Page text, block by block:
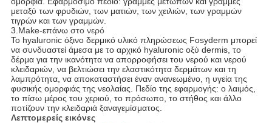
μεταξύ των φρυδιών, των ματιών, των χειλιών, των γραμμών
τιγρών και των γραμμών.
3.Make-επάνωστο νερό
Το hyaluronic όξινο δερμικό υλικό πληρώσεως Fosyderm μπορεί
να συνδυαστεί άμεσα με το αρχικό hyaluronic οξύ dermis, το
δέρμα για την ικανότητα να απορροφήσει του νερού και νερού
κλειδαριών, να βελτιώσει την ελαστικότητα δερμάτων και τη
λαμπρότητα, να αποκαταστήσει έναν ανανεωμένο, η υγεία της
φυσικής ομορφιάς της νεολαίας. Πεδίο της εφαρμογής: ο λαιμός,
το πίσω μέρος του χεριού, το πρόσωπο, το στήθος και άλλο
ποτίζουν την κλειδαριά ξαναγεμίσματος.
Λεπτομερείς εικόνες